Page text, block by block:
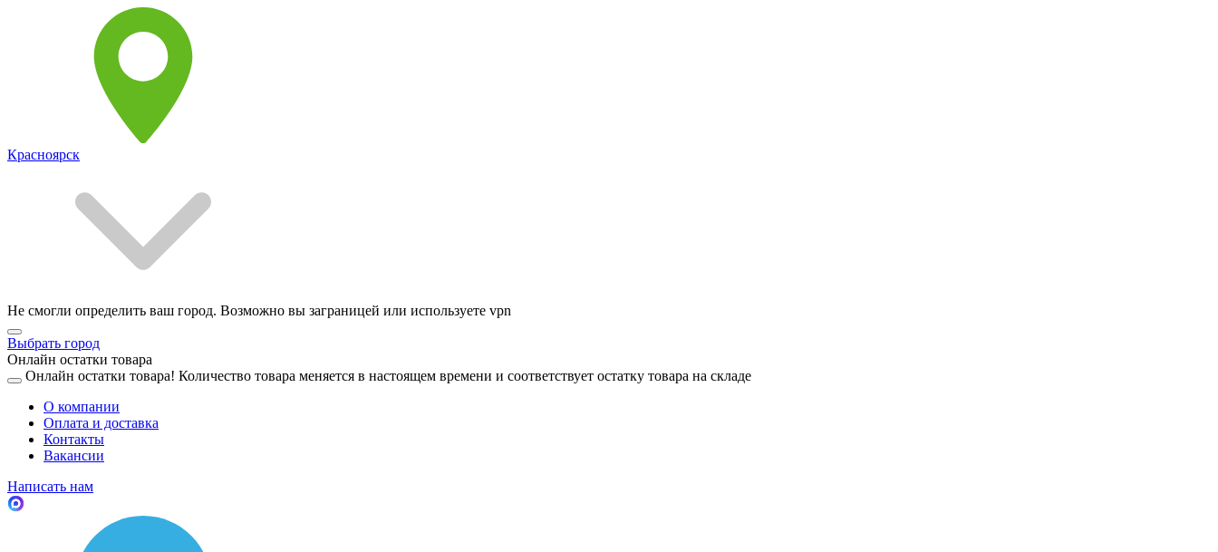
Красноярск
Не смогли определить ваш город. Возможно вы заграницей или используете vpn
Выбрать город
Онлайн остатки товара
Онлайн остатки товара! Количество товара меняется в настоящем времени и соответствует остатку товара на складе
О компании
Оплата и доставка
Контакты
Вакансии
Написать нам